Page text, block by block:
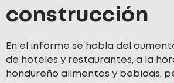
construcción
En el informe se habla del
de hoteles y restaurantes, a la
hondureño alimentos y bebidas,